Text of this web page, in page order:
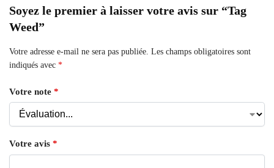
Soyez le premier à laisser votre avis sur “Tag
Weed”
Votre adresse e-mail ne sera pas publiée. Les champs obligatoires sont
indiqués avec *
Votre note *
Votre avis *